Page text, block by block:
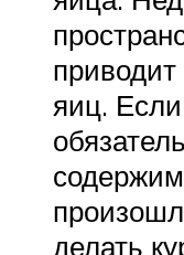
яиц.
делать